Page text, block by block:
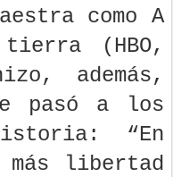
como A
(HBO,
además,
pasó a los
“En
libertad